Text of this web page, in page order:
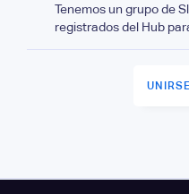
Tenemos un grupo de
registrados del Hub